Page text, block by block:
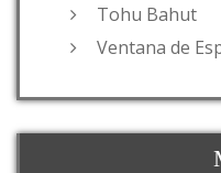
Tohu Bahut
Ventana de